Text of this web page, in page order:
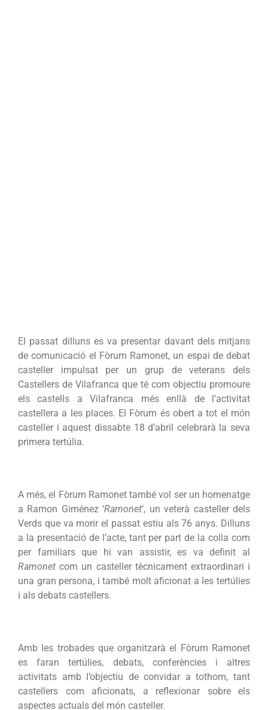
El passat dilluns es va presentar davant dels mitjans
de comunicació el Fòrum Ramonet, un espai de debat
casteller impulsat per un grup de veterans dels
Castellers de Vilafranca que té com objectiu promoure
els castells a Vilafranca més enllà de l’activitat
castellera a les places. El Fòrum és obert a tot el món
casteller i aquest dissabte 18 d’abril celebrarà la seva
primera tertúlia.
A més, el Fòrum Ramonet també vol ser un homenatge
a Ramon Giménez ‘Ramonet’, un veterà casteller dels
Verds que va morir el passat estiu als 76 anys. Dilluns
a la presentació de l’acte, tant per part de la colla com
per familiars que hi van assistir, es va definit al
Ramonet com un casteller tècnicament extraordinari i
una gran persona, i també molt aficionat a les tertúlies
i als debats castellers.
Amb les trobades que organitzarà el Fòrum Ramonet
es faran tertúlies, debats, conferències i altres
activitats amb l’objectiu de convidar a tothom, tant
castellers com aficionats, a reflexionar sobre els
aspectes actuals del món casteller.